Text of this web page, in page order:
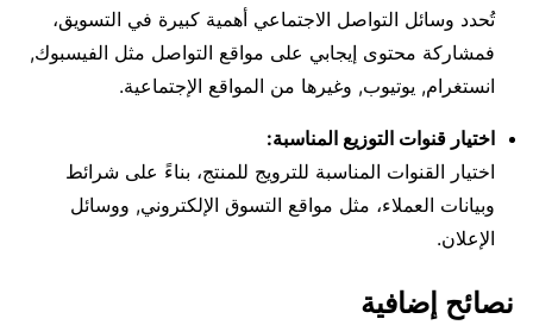
تُحدد وسائل التواصل الاجتماعي أهمية كبيرة في التسويق،
فمشاركة محتوى إيجابي على مواقع التواصل مثل الفيسبوك,
انستغرام, يوتيوب, وغيرها من المواقع الإجتماعية.
اختيار قنوات التوزيع المناسبة:
اختيار القنوات المناسبة للترويج للمنتج، بناءً على شرائط
وبيانات العملاء، مثل مواقع التسوق الإلكتروني, ووسائل
الإعلان.
نصائح إضافية